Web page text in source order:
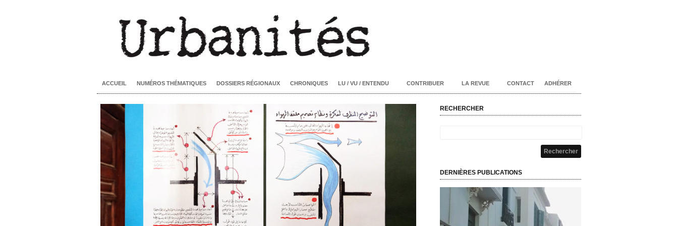
ACCUEIL NUMÉROS THÉMATIQUES DOSSIERS RÉGIONAUX CHRONIQUES LU / VU / ENTENDU CONTRIBUER LA REVUE CONTACT ADHÉRER
RECHERCHER
DERNIÈRES PUBLICATIONS